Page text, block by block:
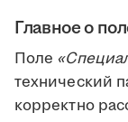
Главное о
Поле
технический
корректно